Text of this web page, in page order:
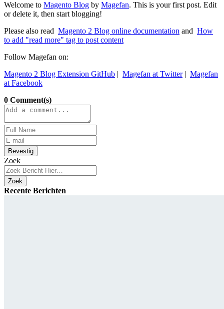
Welcome to Magento Blog by Magefan. This is your first post. Edit
or delete it, then start blogging!
Please also read Magento 2 Blog online documentation and How
to add "read more" tag to post content
Follow Magefan on:
Magento 2 Blog Extension GitHub | Magefan at Twitter| Magefan
at Facebook
0 Comment(s)
Bevestig
Zoek
Zoek
Recente Berichten